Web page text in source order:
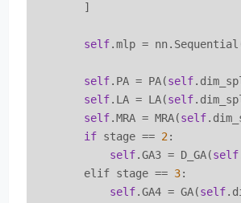
        ]
self.mlp =
self.PA = PA(self
self.LA = LA(self
self.MRA = MRA(self
if stage == 2:
self.GA3 = D_GA(self
        elif stage ==
3:
self.GA4 = GA(self